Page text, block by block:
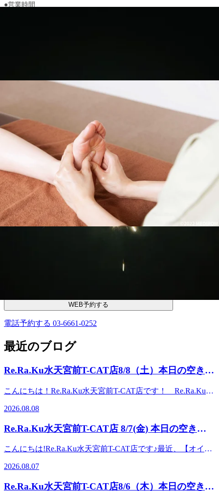
●営業時間
半蔵門線“水天宮前駅”から“シティエアターミナル改札口”を出ま
道なりに直進して、左側のシティエアターミナルのビル内２階。
マクドナルドとセブンイレブンの奥にあります。
電車降りて徒歩５分です！地上出ません！
●他最寄り駅
東京メトロ半蔵門線 水天宮前駅直結
東京メトロ日比谷線 人形町駅より徒歩8分
東京メトロ東西線 茅場町駅より徒歩8分
皆様のご来店をRe.Ra.Ku水天宮前Ｔ－ＣＡＴ店
WEB予約する
電話予約する 03-6661-0252
最近のブログ
Re.Ra.Ku水天宮前T-CAT店8/8（土）本日の空き状
こんにちは！Re.Ra.Ku水天宮前T-CAT店です！ Re.Ra.Kuで
自のボディケアとストレッチで疲れにくい体をつくるために
健康な毎日をサポートします♪本日の空き情報はこちら◎
10：00～1名様 11：20～1名様 13：10～1名様 14：30～1
く再来店の方にもお得なクーポンをご用意しております☆皆
さまのご来店をRe.Ra.Ku水天宮前Ｔ－ＣＡＴ店スタッフ一
●・○▽営業時間 【平日】11:30-21:30【土日・祝日】10:00-
2026.08.08
Re.Ra.Ku水天宮前T-CAT店 8/7(金) 本日の空き状
こんにちは!Re.Ra.Ku水天宮前T-CAT店です♪最近、【オイル
の効いた室内で過ごす時間が長くなったり、立ち仕事や外出
で歩く機会が増えたりと、足元にお疲れが溜まりやすい季節
2026.08.07
Re.Ra.Ku水天宮前T-CAT店8/6（木）本日の空き状